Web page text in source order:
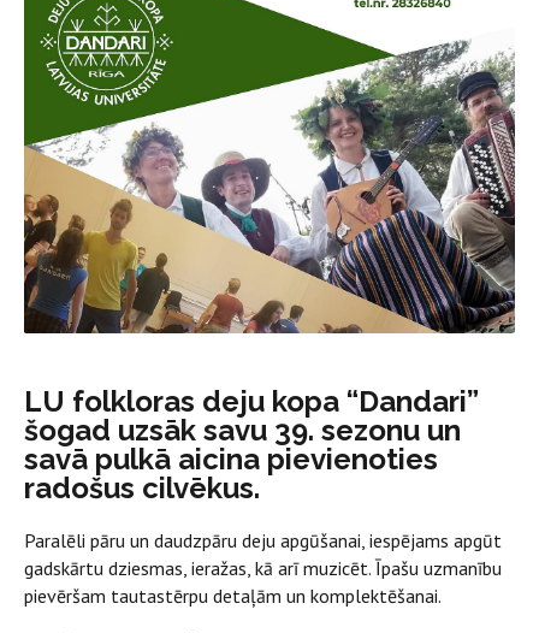
LU folkloras deju kopa “Dandari”
šogad uzsāk savu 39. sezonu un
savā pulkā aicina pievienoties
radošus cilvēkus.
Paralēli pāru un daudzpāru deju apgūšanai, iespējams apgūt
gadskārtu dziesmas, ieražas, kā arī muzicēt. Īpašu uzmanību
pievēršam tautastērpu detaļām un komplektēšanai.